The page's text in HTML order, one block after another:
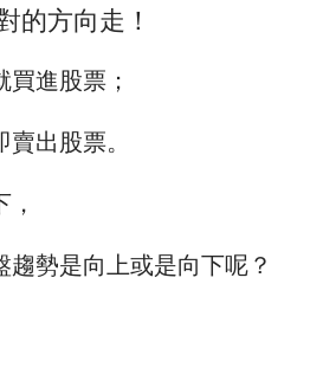
的方向走！
進股票；
出股票。
勢是向上或是向下呢？